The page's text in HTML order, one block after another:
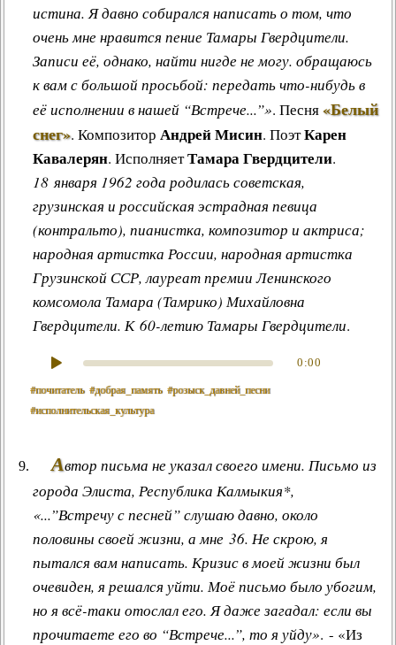
истина. Я давно собирался написать о том, что
очень мне нравится пение Тамары Гвердцители.
Записи её, однако, найти нигде не могу. обращаюсь
к вам с большой просьбой: передать что-нибудь в
её исполнении в нашей “Встрече...”». Песня«Белый
снег». Композитор Андрей Мисин. ПоэтКарен
Кавалерян. ИсполняетТамара Гвердцители.
18 января 1962 года родилась советская,
грузинская и российская эстрадная певица
(контральто), пианистка, композитор и актриса;
народная артистка России, народная артистка
Грузинской ССР, лауреат премии Ленинского
комсомола Тамара (Тамрико) Михайловна
Гвердцители. К 60-летию Тамары Гвердцители.
0:00
#почитатель #добрая_память #розыск_давней_песни
#исполнительская_культура
Автор письма не указал своего имени. Письмо из
города Элиста, Республика Калмыкия*,
«...”Встречу с песней” слушаю давно, около
половины своей жизни, а мне 36. Не скрою, я
пытался вам написать. Кризис в моей жизни был
очевиден, я решался уйти. Моё письмо было убогим,
но я всё-таки отослал его. Я даже загадал: если вы
прочитаете его во “Встрече...”, то я уйду». - «Из